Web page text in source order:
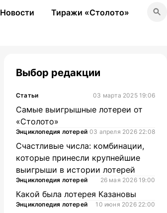
Новости Тиражи «Столото»
Выбор редакции
Статьи 03 марта 2025 19:06
Самые выигрышные лотереи от
«Столото»
Энциклопедия лотерей 03 апреля 2026 22:08
Счастливые числа: комбинации,
которые принесли крупнейшие
выигрыши в истории лотерей
Энциклопедия лотерей 26 мая 2026 19:00
Какой была лотерея Казановы
Энциклопедия лотерей 10 июня 2026 22:00